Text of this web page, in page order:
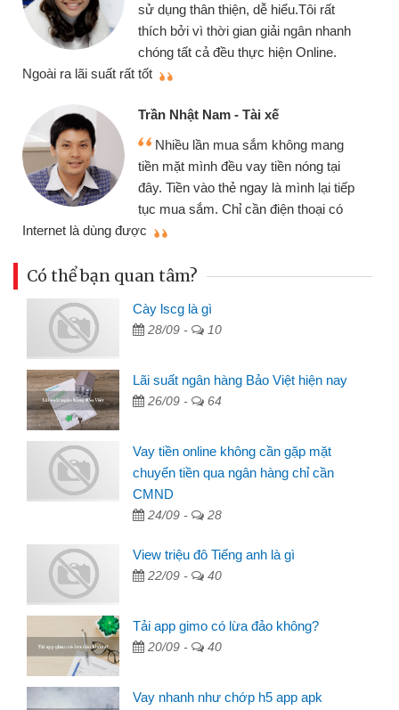
sử dụng thân thiện, dễ hiểu.Tôi rất
thích bởi vì thời gian giải ngân nhanh
chóng tất cả đều thực hiện Online.
Ngoài ra lãi suất rất tốt
Trần Nhật Nam - Tài xế
Nhiều lần mua sắm không mang
tiền mặt mình đều vay tiền nóng tại
đây. Tiền vào thẻ ngay là mình lại tiếp
tục mua sắm. Chỉ cần điện thoại có
Internet là dùng được
Có thể bạn quan tâm?
Cày lscg là gì
28/09 - 10
Lãi suất ngân hàng Bảo Việt hiện nay
26/09 - 64
Vay tiền online không cần gặp mặt
chuyển tiền qua ngân hàng chỉ cần
CMND
24/09 - 28
View triệu đô Tiếng anh là gì
22/09 - 40
Tải app gimo có lừa đảo không?
20/09 - 40
Vay nhanh như chớp h5 app apk